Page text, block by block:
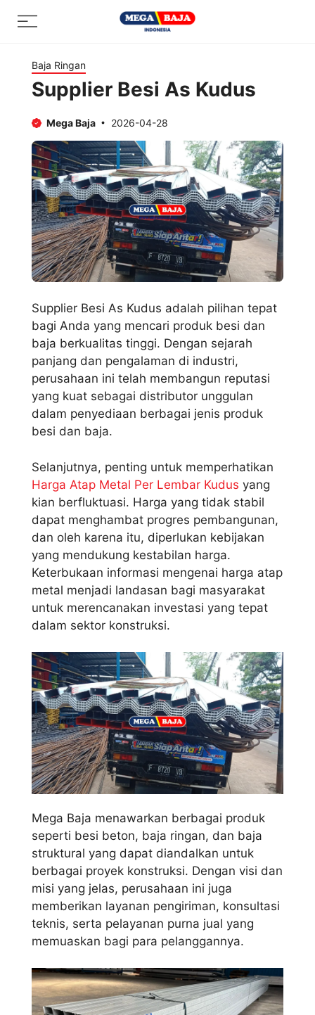
Menu
Baja Ringan
Supplier Besi As Kudus
Mega Baja 2026-04-28
Supplier Besi As Kudus adalah pilihan tepat
bagi Anda yang mencari produk besi dan
baja berkualitas tinggi. Dengan sejarah
panjang dan pengalaman di industri,
perusahaan ini telah membangun reputasi
yang kuat sebagai distributor unggulan
dalam penyediaan berbagai jenis produk
besi dan baja.
Selanjutnya, penting untuk memperhatikan
Harga Atap Metal Per Lembar Kudus yang
kian berfluktuasi. Harga yang tidak stabil
dapat menghambat progres pembangunan,
dan oleh karena itu, diperlukan kebijakan
yang mendukung kestabilan harga.
Keterbukaan informasi mengenai harga atap
metal menjadi landasan bagi masyarakat
untuk merencanakan investasi yang tepat
dalam sektor konstruksi.
Mega Baja menawarkan berbagai produk
seperti besi beton, baja ringan, dan baja
struktural yang dapat diandalkan untuk
berbagai proyek konstruksi. Dengan visi dan
misi yang jelas, perusahaan ini juga
memberikan layanan pengiriman, konsultasi
teknis, serta pelayanan purna jual yang
memuaskan bagi para pelanggannya.